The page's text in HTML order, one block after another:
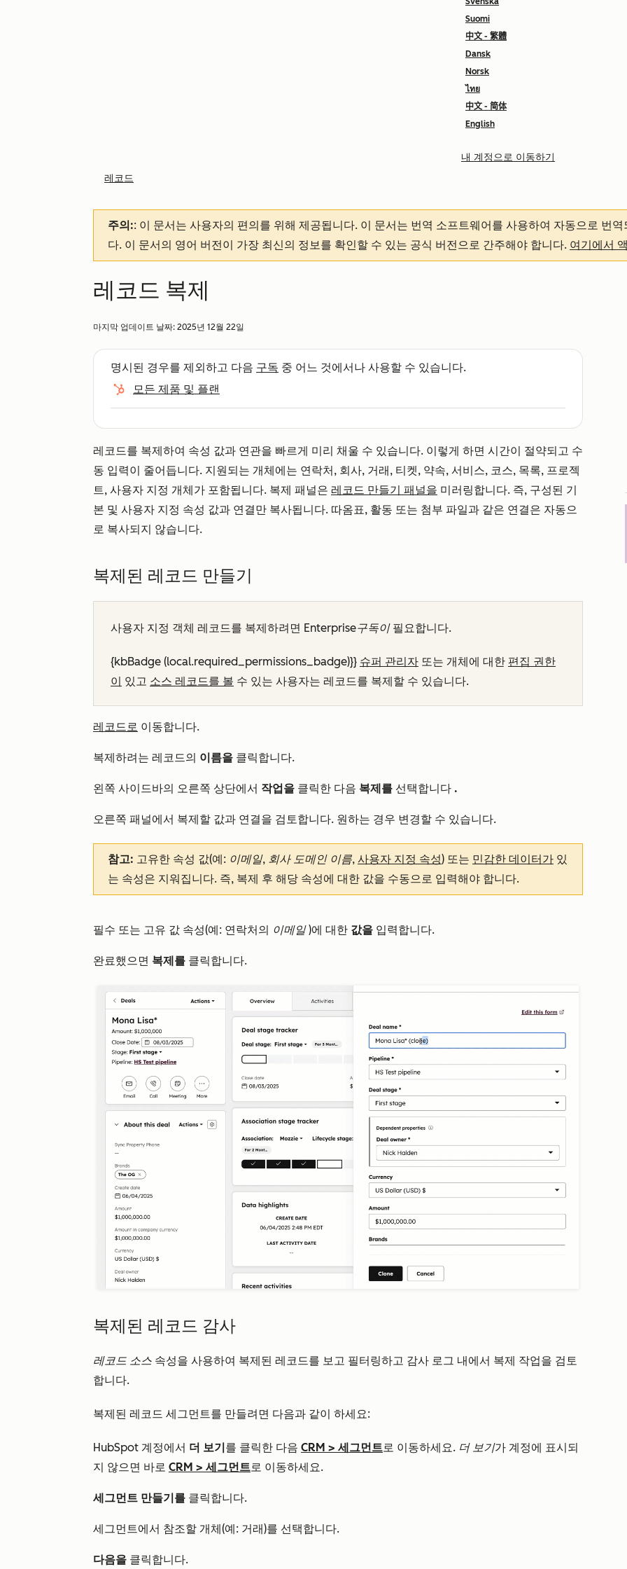
Suomi
中文 - 繁體
Dansk
Norsk
ไทย
中文 - 简体
English
내 계정으로 이동하기
레코드
주의:: 이 문서는 사용자의 편의를 위해 제공됩니다. 이 문서는 번역 소프트웨어를 사용하여 자동으로 번
다. 이 문서의 영어 버전이 가장 최신의 정보를 확인할 수 있는 공식 버전으로 간주해야 합니다. 여기에서
레코드 복제
마지막 업데이트 날짜: 2025년 12월 22일
명시된 경우를 제외하고 다음 구독 중 어느 것에서나 사용할 수 있습니다.
모든 제품 및 플랜
레코드를 복제하여 속성 값과 연관을 빠르게 미리 채울 수 있습니다. 이렇게 하면 시간이 절약되고 수
동 입력이 줄어듭니다. 지원되는 개체에는 연락처, 회사, 거래, 티켓, 약속, 서비스, 코스, 목록, 프로젝
트, 사용자 지정 개체가 포함됩니다. 복제 패널은 레코드 만들기 패널을 미러링합니다. 즉, 구성된 기
본 및 사용자 지정 속성 값과 연결만 복사됩니다. 따옴표, 활동 또는 첨부 파일과 같은 연결은 자동으
로 복사되지 않습니다.
복제된 레코드 만들기
사용자 지정 객체 레코드를 복제하려면 Enterprise구독이필요합니다.
{kbBadge (local.required_permissions_badge)}} 슈퍼 관리자 또는 개체에 대한 편집 권한
이 있고 소스 레코드를 볼 수 있는 사용자는 레코드를 복제할 수 있습니다.
레코드로 이동합니다.
복제하려는 레코드의 이름을 클릭합니다.
왼쪽 사이드바의 오른쪽 상단에서 작업을 클릭한 다음 복제를 선택합니다 .
오른쪽 패널에서 복제할 값과 연결을 검토합니다. 원하는 경우 변경할 수 있습니다.
참고: 고유한 속성 값(예: 이메일, 회사 도메인 이름, 사용자 지정 속성) 또는 민감한 데이터가 있
는 속성은 지워집니다. 즉, 복제 후 해당 속성에 대한 값을 수동으로 입력해야 합니다.
필수 또는 고유 값 속성(예: 연락처의 이메일)에 대한 값을 입력합니다.
완료했으면 복제를 클릭합니다.
복제된 레코드 감사
레코드 소스 속성을 사용하여 복제된 레코드를 보고 필터링하고 감사 로그 내에서 복제 작업을 검토
합니다.
복제된 레코드 세그먼트를 만들려면 다음과 같이 하세요:
HubSpot 계정에서 더 보기 를 클릭한 다음 CRM > 세그먼트로 이동하세요. 더 보기가 계정에 표시되
지 않으면 바로 CRM > 세그먼트로 이동하세요.
세그먼트 만들기를 클릭합니다.
세그먼트에서 참조할 개체(예: 거래)를 선택합니다.
다음을 클릭합니다.